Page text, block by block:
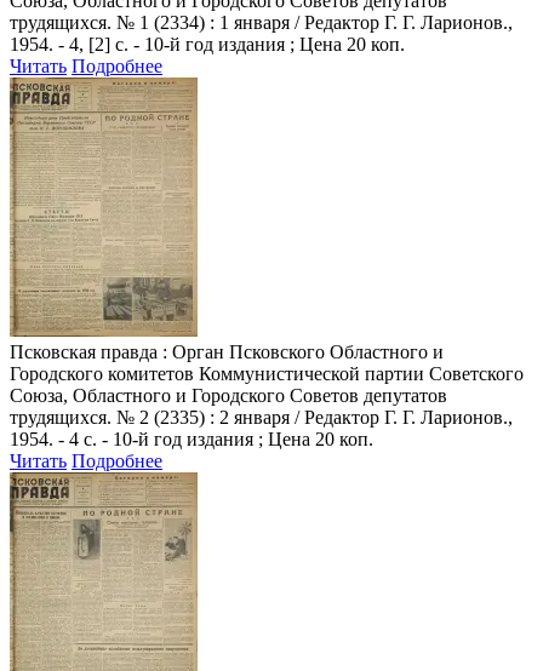
трудящихся. № 1 (2334) : 1 января / Редактор Г. Г. Ларионов.,
1954. - 4, [2] с. - 10-й год издания ; Цена 20 коп.
Читать Подробнее
Псковская правда : Орган Псковского Областного и
Городского комитетов Коммунистической партии Советского
Союза, Областного и Городского Советов депутатов
трудящихся. № 2 (2335) : 2 января / Редактор Г. Г. Ларионов.,
1954. - 4 с. - 10-й год издания ; Цена 20 коп.
Читать Подробнее